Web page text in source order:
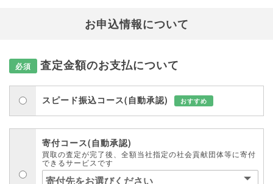
お申込情報について
必須 査定金額のお支払について
スピード振込コース(自動承認) おすすめ
寄付コース(自動承認)
買取の査定が完了後、全額当社指定の社会貢献団体等に寄付
できるサービスです